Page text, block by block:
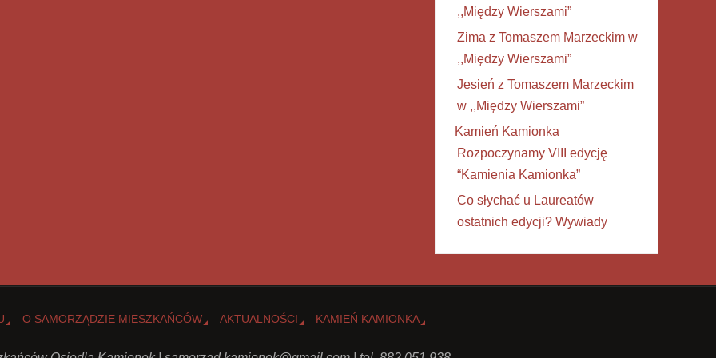
,,Między Wierszami”
Zima z Tomaszem Marzeckim w
,,Między Wierszami”
Jesień z Tomaszem Marzeckim
w ,,Między Wierszami”
Kamień Kamionka
Rozpoczynamy VIII edycję
“Kamienia Kamionka”
Co słychać u Laureatów
ostatnich edycji? Wywiady
O SAMORZĄDZIE MIESZKAŃCÓW AKTUALNOŚCI KAMIEŃ KAMIONKA